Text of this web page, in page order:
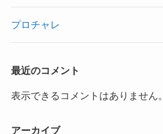
プロチャレ
最近のコメント
表示できるコメントはありません。
アーカイブ